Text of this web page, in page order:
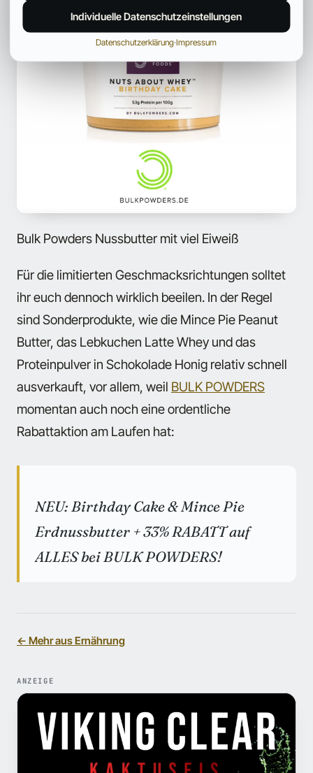
Bulk Powders Nussbutter mit viel Eiweiß
Für die limitierten Geschmacksrichtungen solltet
ihr euch dennoch wirklich beeilen. In der Regel
sind Sonderprodukte, wie die Mince Pie Peanut
Butter, das Lebkuchen Latte Whey und das
Proteinpulver in Schokolade Honig relativ schnell
ausverkauft, vor allem, weil BULK POWDERS
momentan auch noch eine ordentliche
Rabattaktion am Laufen hat:
NEU: Birthday Cake & Mince Pie
Erdnussbutter + 33% RABATT auf
ALLES bei BULK POWDERS!
← Mehr aus Ernährung
ANZEIGE
Individuelle Datenschutzeinstellungen
Datenschutzerklärung·Impressum